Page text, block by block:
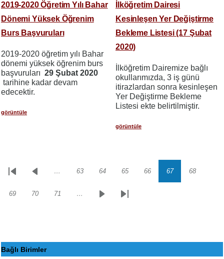
2019-2020 Öğretim Yılı Bahar
Dönemi Yüksek Öğrenim
Burs Başvuruları
2019-2020 öğretim yılı Bahar
dönemi yüksek öğrenim burs
başvuruları 29 Şubat 2020
tarihine kadar devam
edecektir.
görüntüle
İlköğretim Dairesi
Kesinleşen Yer Değiştirme
Bekleme Listesi (17 Şubat
2020)
İlköğretim Dairemize bağlı
okullarımızda, 3 iş günü
itirazlardan sonra kesinleşen
Yer Değiştirme Bekleme
Listesi ekte belirtilmiştir.
görüntüle
Sayfalama
İlk
Önceki… Sayfa
63 Sayfa
64 Sayfa
65 Sayfa
66 Sayfa
67 Sayfa
68
Sayfa
69 Sayfa
70 Sayfa
71 …
SonrakiSon
Bağlı Birimler